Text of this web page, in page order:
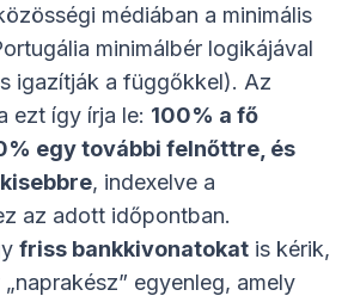
médiában a minimális
minimálbér logikájával
igazítják a függőkkel). Az
ezt így írja le: 100% a fő
egy további felnőttre, és
, indexelve a
az adott időpontban.
friss bankkivonatokat is kérik,
egyenleg, amely